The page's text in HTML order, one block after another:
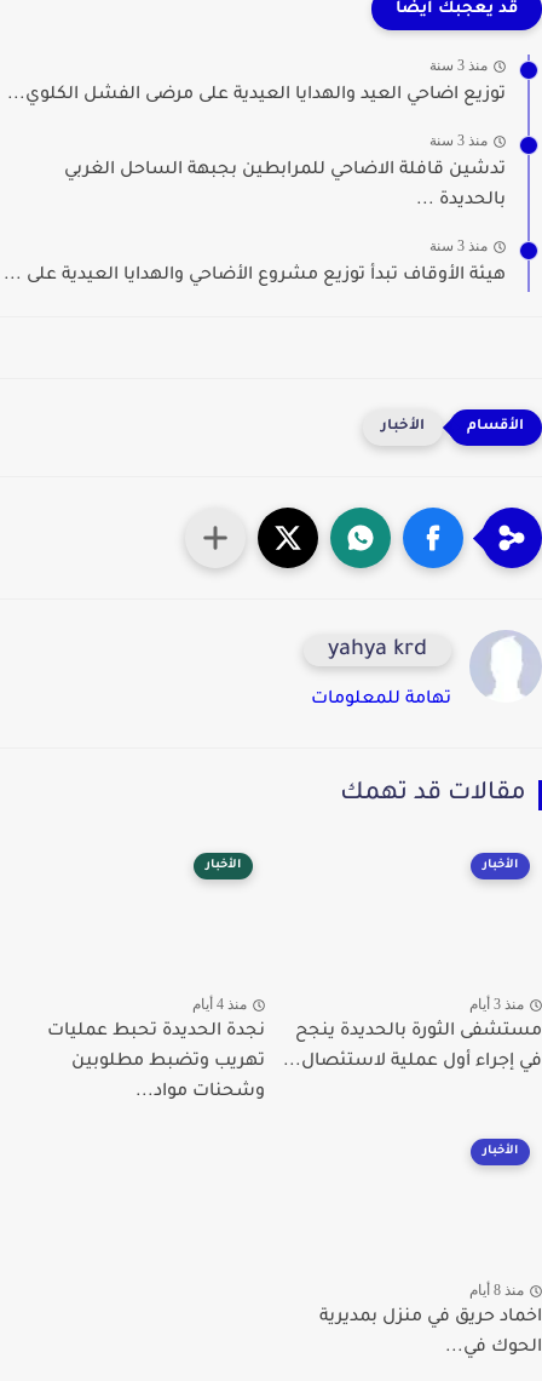
قد يعجبك ايضا
منذ 3 سنة
توزيع اضاحي العيد والهدايا العيدية على مرضى الفشل الكلوي...
منذ 3 سنة
تدشين قافلة الاضاحي للمرابطين بجبهة الساحل الغربي
بالحديدة ...
منذ 3 سنة
هيئة الأوقاف تبدأ توزيع مشروع الأضاحي والهدايا العيدية على ...
الأخبار
yahya krd
تهامة للمعلومات
قد تهمك
الأخبار
3 أيام
الثورة بالحديدة ينجح
أول عملية لاستئصال...
الأخبار
منذ 4 أيام
نجدة الحديدة تحبط عمليات
تهريب وتضبط مطلوبين
وشحنات مواد...
الأخبار
8 أيام
حريق في منزل بمديرية
في...